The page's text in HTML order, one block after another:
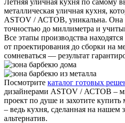
Летняя уличная кухня по самому
металлическая уличная кухня,
ASTOV / АСТОВ, уникальна. Она
точностью до миллиметра и
Все этапы производства
от проектирования до сборки на
сомневаться — результат
Посмотрите каталог готовых
дизайнерами ASTOV / АСТОВ –
проект по душе и захотите
– ведь кухня, сделанная на нашем
альтернатив.